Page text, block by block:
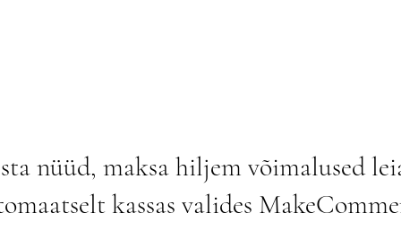
nüüd, maksa hiljem võimalused
kassas valides